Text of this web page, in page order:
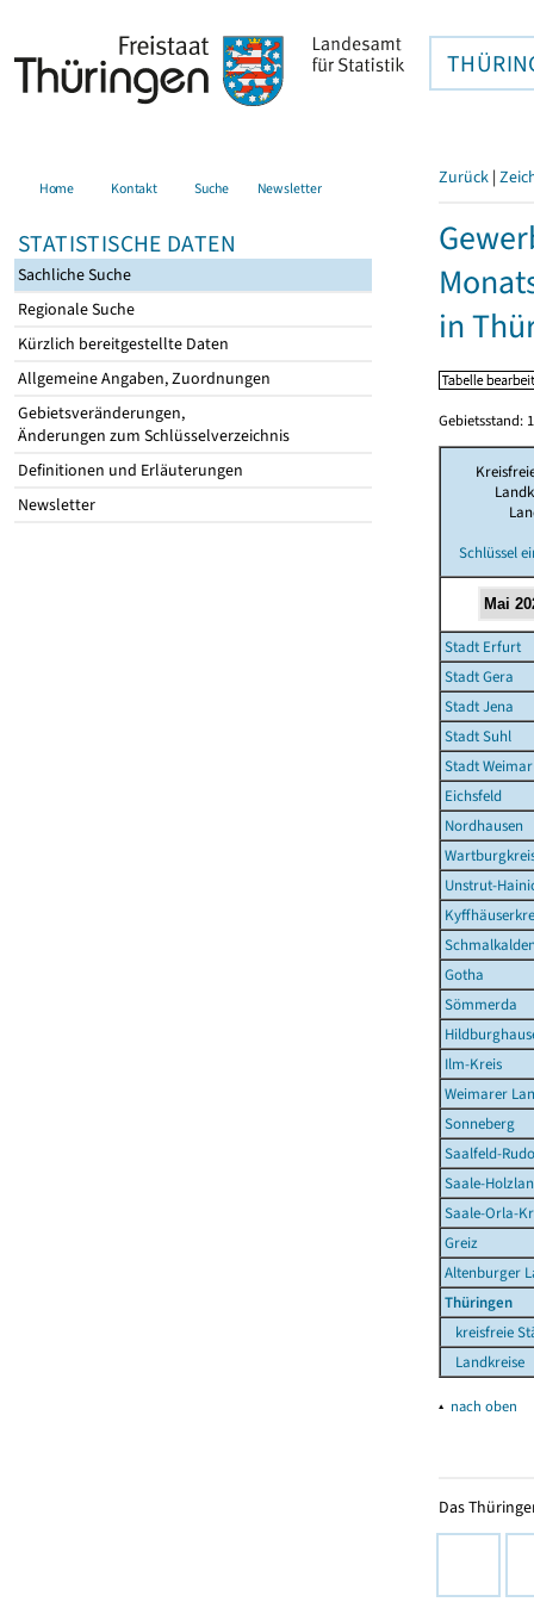
Home Kontakt Suche Newsletter
STATISTISCHE DATEN
Sachliche Suche
Regionale Suche
Kürzlich bereitgestellte Daten
Allgemeine Angaben, Zuordnungen
Gebietsveränderungen,
Änderungen zum Schlüsselverzeichnis
Definitionen und Erläuterungen
Newsletter
Zurück |
in
Gebietsstand:
Schlüssel
Stadt Erfurt
Stadt Gera
Stadt Jena
Stadt Suhl
Stadt Weimar
Eichsfeld
Nordhausen
Unstrut-
Gotha
Sömmerda
Ilm-Kreis
Weimarer
Sonneberg
Saalfeld-
Saale-
Saale-Orla-
Greiz
Altenburger
Thüringen
kreisfreie
Landkreise
▴ nach oben
Das